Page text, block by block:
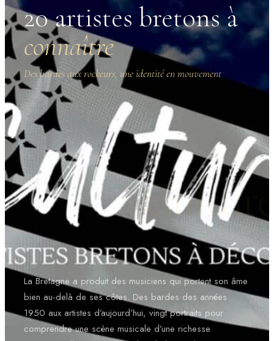
Culture
20 artistes bretons à
connaître
Des bardes aux rockeurs, une identité en mouvement
La Bretagne a produit des musiciens qui portent son âme
bien au-delà de ses côtes. Des bardes des années
1950 aux artistes d’aujourd’hui, vingt portraits pour
comprendre une scène musicale d’une richesse